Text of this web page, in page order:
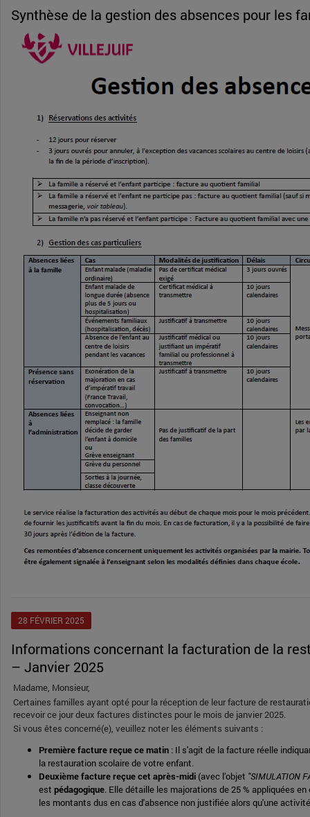
Synthèse de la gestion des absences pour les
28 FÉVRIER 2025
Informations concernant la facturation de la restauration scolaire
– Janvier 2025
Madame, Monsieur,
Certaines familles ayant opté pour la réception de leur facture de
recevoir ce jour deux factures distinctes pour le mois de janvier 2025.
Si vous êtes concerné(e), veuillez noter les éléments suivants :
Première facture reçue ce matin : Il s'agit de la facture réelle
la restauration scolaire de votre enfant.
Deuxième facture reçue cet après-midi (avec l’objet "SIMULATION
est pédagogique. Elle détaille les majorations de 25 % appliquées
les montants dus en cas d'absence non justifiée alors qu'une